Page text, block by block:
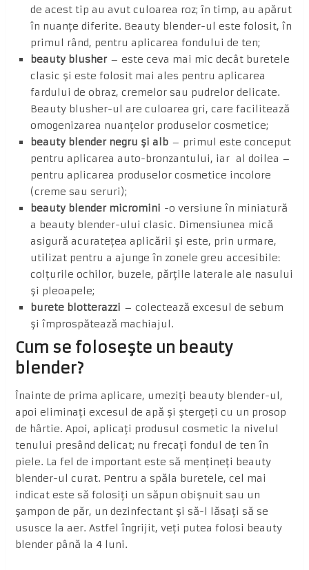
de acest tip au avut culoarea roz; în timp, au apărut
în nuanţe diferite. Beauty blender-ul este folosit, în
primul rând, pentru aplicarea fondului de ten;
beauty blusher – este ceva mai mic decât buretele
clasic şi este folosit mai ales pentru aplicarea
fardului de obraz, cremelor sau pudrelor delicate.
Beauty blusher-ul are culoarea gri, care facilitează
omogenizarea nuanţelor produselor cosmetice;
beauty blender negru şi alb – primul este conceput
pentru aplicarea auto-bronzantului, iar al doilea –
pentru aplicarea produselor cosmetice incolore
(creme sau seruri);
beauty blender micromini -o versiune în miniatură
a beauty blender-ului clasic. Dimensiunea mică
asigură acurateţea aplicării şi este, prin urmare,
utilizat pentru a ajunge în zonele greu accesibile:
colţurile ochilor, buzele, părţile laterale ale nasului
şi pleoapele;
burete blotterazzi – colectează excesul de sebum
şi împrospătează machiajul.
Cum se foloseşte un beauty
blender?
Înainte de prima aplicare, umeziţi beauty blender-ul,
apoi eliminaţi excesul de apă şi ştergeţi cu un prosop
de hârtie. Apoi, aplicaţi produsul cosmetic la nivelul
tenului presând delicat; nu frecaţi fondul de ten în
piele. La fel de important este să menţineţi beauty
blender-ul curat. Pentru a spăla buretele, cel mai
indicat este să folosiţi un săpun obişnuit sau un
şampon de păr, un dezinfectant şi să-l lăsaţi să se
ususce la aer. Astfel îngrijit, veţi putea folosi beauty
blender până la 4 luni.